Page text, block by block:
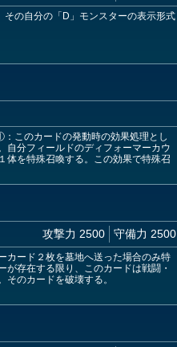
の自分の「D」モンスターの表示形式
このカードの発動時の効果処理とし
分フィールドのディフォーマーカウ
体を特殊召喚する。この効果で特殊召
攻撃力 2500 守備力 2500
カード２枚を墓地へ送った場合のみ特
存在する限り、このカードは戦闘・
のカードを破壊する。